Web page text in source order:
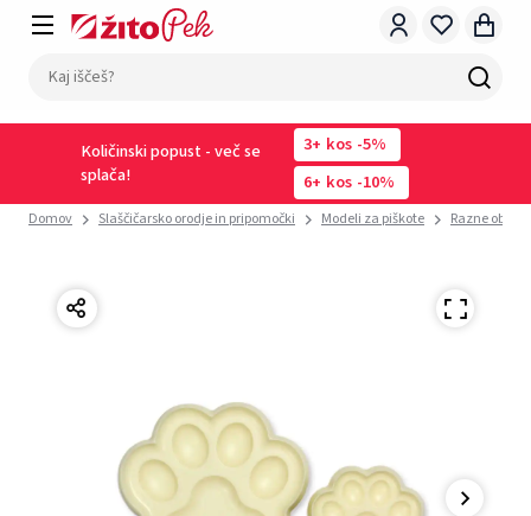
Količinski popust - več se
splača!
3 kos -5%
6
kos -10%
Domov Slaščičarsko orodje in pripomočki Modeli za piškote Razne oblike